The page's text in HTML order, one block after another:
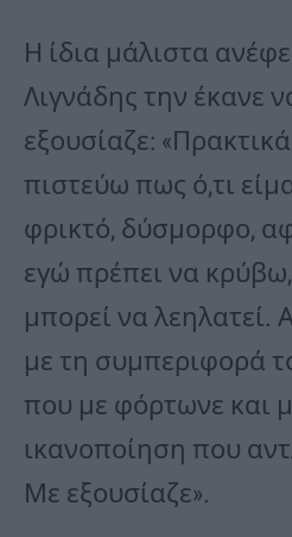
Η ίδια μάλιστα
Λιγνάδης την έκανε
εξουσίαζε:
πιστεύω πως ό,τι
φρικτό, δύσμορφο,
εγώ πρέπει να
μπορεί να λεηλατεί.
με τη συμπεριφορά
που με φόρτωνε και
ικανοποίηση που
Με εξουσίαζε».